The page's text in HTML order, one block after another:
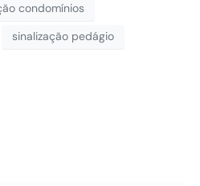
condomínios
sinalização pedágio